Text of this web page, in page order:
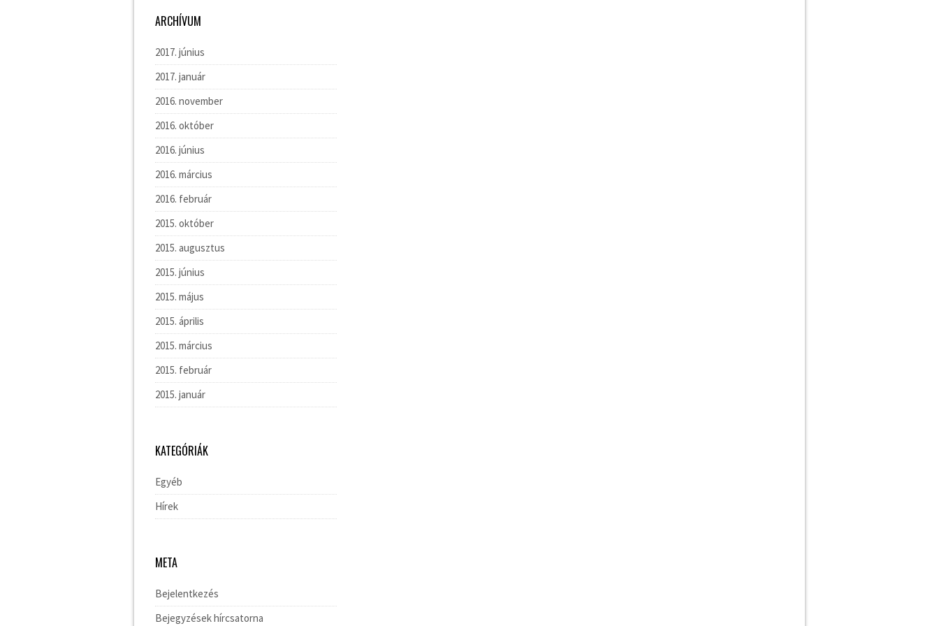
ARCHÍVUM
2017. június
2017. január
2016. november
2016. október
2016. június
2016. március
2016. február
2015. október
2015. augusztus
2015. június
2015. május
2015. április
2015. március
2015. február
2015. január
KATEGÓRIÁK
Egyéb
Hírek
META
Bejelentkezés
Bejegyzések hírcsatorna